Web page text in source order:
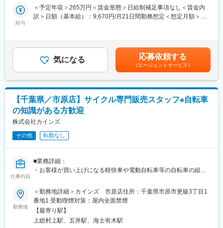
の業務
ーーーーーーーーーーーー
ます。
■売場づくりは新たな楽しさの発見：季節ごとのお客様のニーズを
把握した、魅力的な売場づくりを行います。
かも低価格だからお客様に自信を持ってご提供できます。
■メディアで話題沸騰のカインズのITを駆使した店舗作り。今後も
ITを使ってこれまでにない店頭体験を提供していきます。お客様
の買い物が便利になっていくことを日々感じられる環境です。
■再雇用制度で安心して働けます：定年は65歳ですが、それ以降
は区分が変わり、最長70歳まで働くことができます。長期にわた
って活躍することができます。※区分によって異なります。
■当社の魅力：「常に良いものを低価格で提供すること」をモット
ーに、商品の企画、製造、販売すべての工程を一貫して行い「常
に無駄なコストを削減する」ことを実現しています。DIY関連商品
成を持っており、トータルなライフスタイルの提案を行う当社で
は、製造を委託した海外工場とも綿密な連携をとり、品質管理に
は徹底的にこだわっています。
給与
＜予定年収＞265万円＜賃金形態＞日給制補足事項なし＜賃金内
訳＞日額（基本給）：9,670円/月21日間勤務想定＜想定月額＞
安の金額であり、選考を通じて上下する可能性があります。月給
(月額)は固定手当を含めた表記です。
気になる 応募依頼する
（エージェントサービス）
【千葉県／市原店】サイクル専門販売スタッフ※自転車
の知識がある方歓迎
株式会社カインズ
その他 転勤なし
仕事内容
■業務詳細：
・お客様が買い上げになる軽快車や電動自転車等の自転車の組立
・お客様が持ち込みになる自転車のパンク修理やタイヤ交換等の
実施
・自転車本体へのベルや同乗器等、各パーツの取り付け作業の実
施
・シーズン品や売れ筋等の発注作業、各種伝票の整理等の帳票処
勤務地
＜勤務地詳細＞カインズ 市原店住所：千葉県市原市更級3丁目1
番地1 受動喫煙対策：屋内全面禁煙
【最寄り駅】
上総村上駅、五井駅、海士有木駅